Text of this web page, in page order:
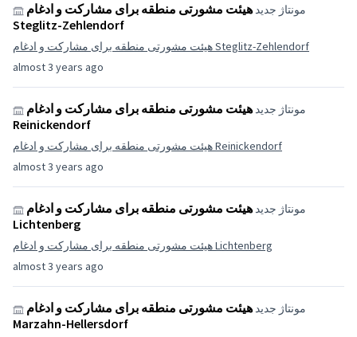
almost 3 years ago
مونتاژ جدیدهیئت مشورتی منطقه برای مشارکت و ادغام
Steglitz-Zehlendorf
هیئت مشورتی منطقه برای مشارکت و ادغام Steglitz-Zehlendorf
almost 3 years ago
مونتاژ جدیدهیئت مشورتی منطقه برای مشارکت و ادغام
Reinickendorf
هیئت مشورتی منطقه برای مشارکت و ادغام Reinickendorf
almost 3 years ago
مونتاژ جدیدهیئت مشورتی منطقه برای مشارکت و ادغام
Lichtenberg
هیئت مشورتی منطقه برای مشارکت و ادغام Lichtenberg
مونتاژ جدیدهیئت مشورتی منطقه برای مشارکت و ادغام
Marzahn-Hellersdorf